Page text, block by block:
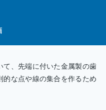
て、先端に付いた金属製の歯
な点や線の集合を作るため